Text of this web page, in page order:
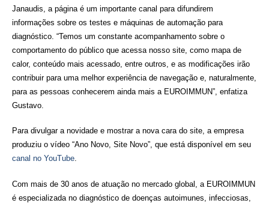
Janaudis, apágina é um importante canal para difundirem
informações sobre os testes e máquinas de automação para
diagnóstico. “Temos um constante acompanhamento sobre o
comportamento do público que acessa nosso site, como mapa de
calor, conteúdo mais acessado, entre outros, e as modificações irão
contribuir para uma melhor experiência de navegação e, naturalmente,
para as pessoas conhecerem ainda mais a EUROIMMUN”, enfatiza
Gustavo.
Para divulgar a novidade e mostrar a nova cara do site, a empresa
produziu o vídeo “Ano Novo, Site Novo”, que está disponível em seu
canal no YouTube.
Com mais de 30 anos de atuação no mercado global, a EUROIMMUN
é especializada no diagnóstico de doenças autoimunes, infecciosas,